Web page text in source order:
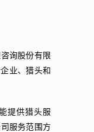
询股份有限
业、猎头和
提供猎头服
服务范围方